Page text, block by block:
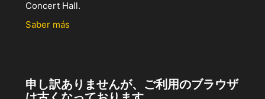
Concert Hall.
Saber más
申し訳ありませんが、ご利用のブラウザ